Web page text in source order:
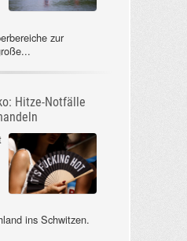
zur
Hitze-Notfälle
ins Schwitzen.